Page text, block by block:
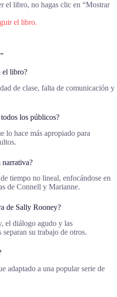
el libro, no hagas clic en “Mostrar
el libro.
el libro?
de clase, falta de comunicación y
los públicos?
lo hace más apropiado para
narrativa?
tiempo no lineal, enfocándose en
de Connell y Marianne.
de Sally Rooney?
el diálogo agudo y las
su trabajo de otros.
adaptado a una popular serie de